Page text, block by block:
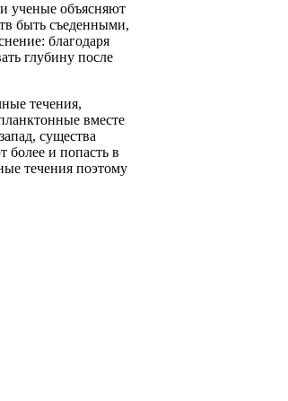
ученые объясняют
быть съеденными,
благодаря
глубину после
течения,
вместе
существа
более и попасть в
течения поэтому